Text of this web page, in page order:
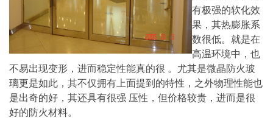
有极强的软化效
果，其热膨胀系
数很低。就是在
高温环境中，也
不易出现变形，进而稳定性能真的很 。尤其是微晶防火玻
璃更是如此，其不仅拥有上面提到的特性，之外物理性能也
是出奇的好，其还具有很强 压性，但价格较贵，进而是很
好的防火材料。